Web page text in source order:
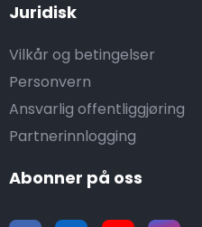
Juridisk
Vilkår og betingelser
Personvern
Ansvarlig offentliggjøring
Partnerinnlogging
Abonner på oss